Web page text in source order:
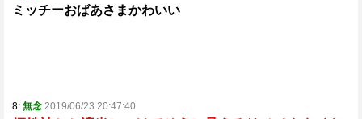
ミッチーおばあさまかわいい
8: 無念 2019/06/23 20:47:40